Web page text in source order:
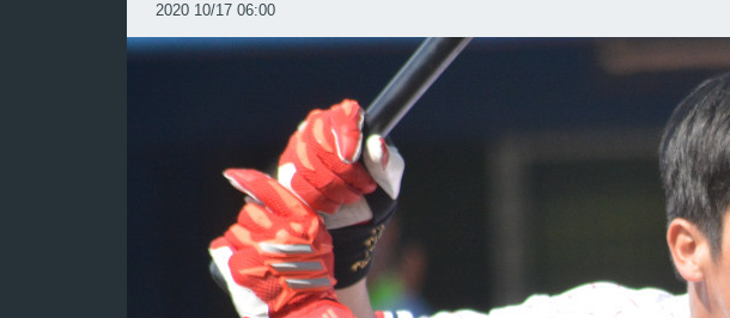
2020 10/17 06:00